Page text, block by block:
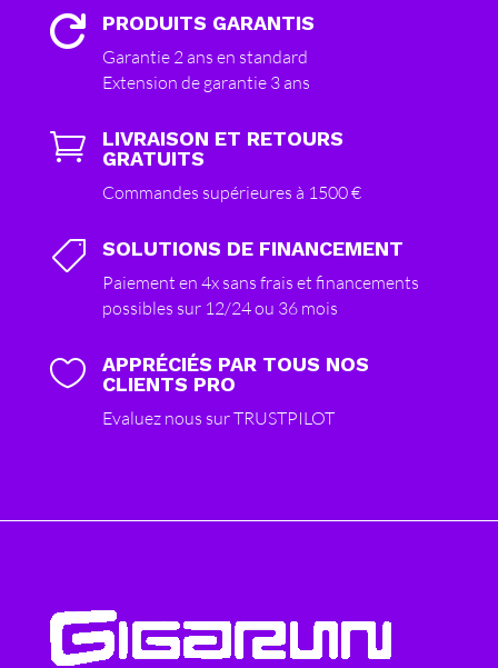
 PRODUITS GARANTIS
Garantie 2 ans en standard
Extension de garantie 3 ans

LIVRAISON ET RETOURS
GRATUITS
Commandes supérieures à 1500 €
 SOLUTIONS DE FINANCEMENT
Paiement en 4x sans frais et financements
possibles sur 12/24 ou 36 mois

APPRÉCIÉS PAR TOUS NOS
CLIENTS PRO
Evaluez nous sur TRUSTPILOT